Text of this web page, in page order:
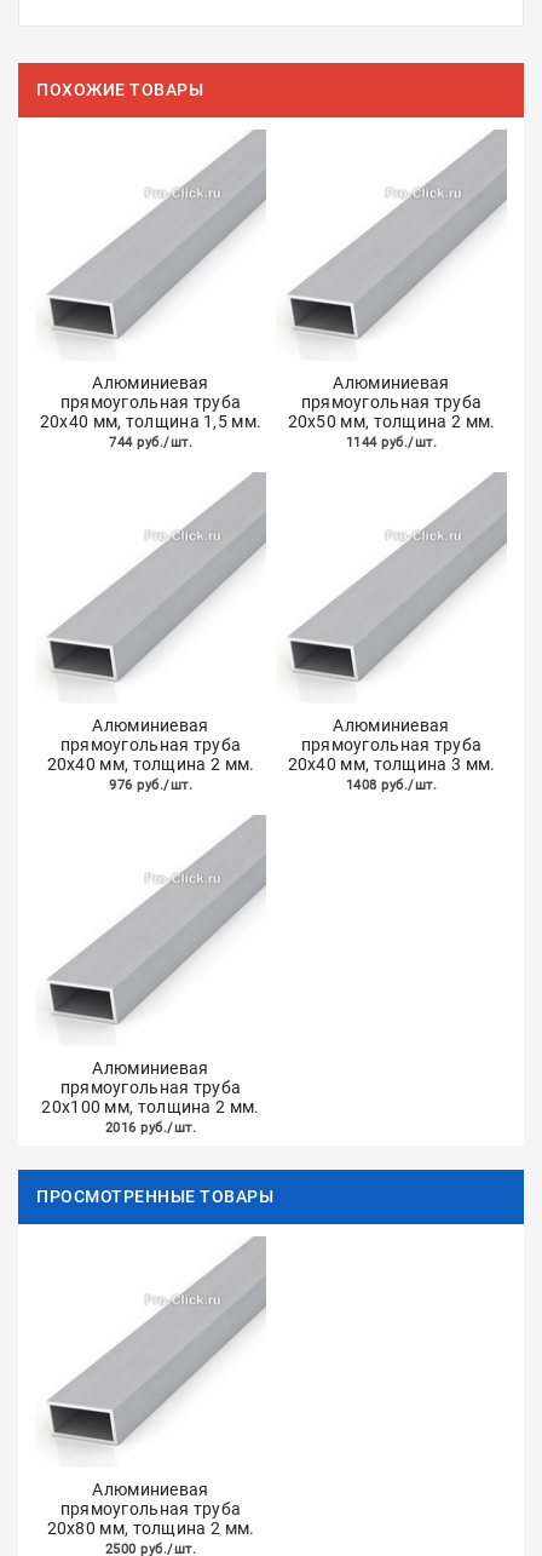
ПОХОЖИЕ ТОВАРЫ
Алюминиевая
прямоугольная труба
20х40 мм, толщина 1,5 мм.
744 руб./шт.
Алюминиевая
прямоугольная труба
20х50 мм, толщина 2 мм.
1144 руб./шт.
Алюминиевая
прямоугольная труба
20х40 мм, толщина 2 мм.
976 руб./шт.
Алюминиевая
прямоугольная труба
20х40 мм, толщина 3 мм.
1408 руб./шт.
Алюминиевая
прямоугольная труба
20х100 мм, толщина 2 мм.
2016 руб./шт.
ПРОСМОТРЕННЫЕ ТОВАРЫ
Алюминиевая
прямоугольная труба
20х80 мм, толщина 2 мм.
2500 руб./шт.